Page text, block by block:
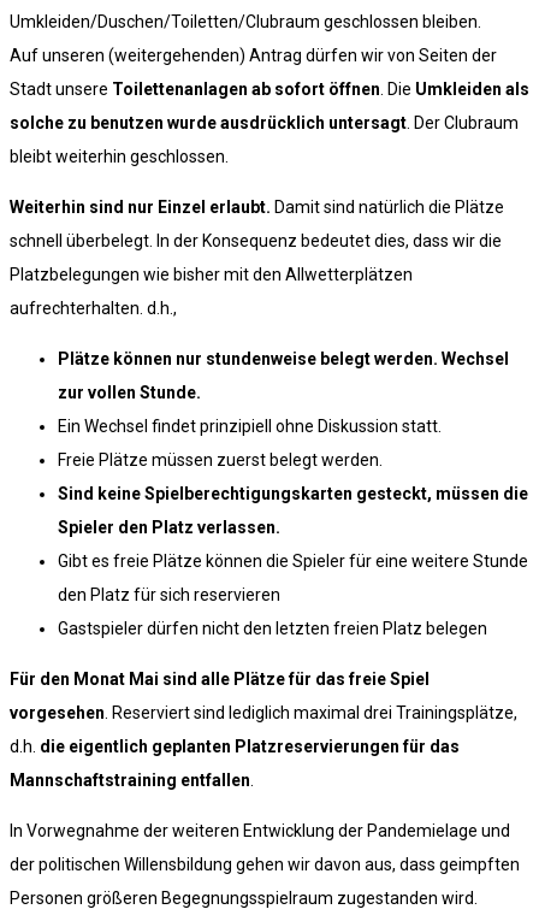
Umkleiden/Duschen/Toiletten/Clubraum geschlossen bleiben.
Auf unseren (weitergehenden) Antrag dürfen wir von Seiten der
Stadt unsere Toilettenanlagen ab sofort öffnen . Die Umkleiden als
solche zu benutzen wurde ausdrücklich untersagt . Der Clubraum
bleibt weiterhin geschlossen.
Weiterhin sind nur Einzel erlaubt. Damit sind natürlich die Plätze
schnell überbelegt. In der Konsequenz bedeutet dies, dass wir die
Platzbelegungen wie bisher mit den Allwetterplätzen
aufrechterhalten. d.h.,
Plätze können nur stundenweise belegt werden. Wechsel
zur vollen Stunde.
Ein Wechsel findet prinzipiell ohne Diskussion statt.
Freie Plätze müssen zuerst belegt werden.
Sind keine Spielberechtigungskarten gesteckt, müssen die
Spieler den Platz verlassen.
Gibt es freie Plätze können die Spieler für eine weitere Stunde
den Platz für sich reservieren
Gastspieler dürfen nicht den letzten freien Platz belegen
Für den Monat Mai sind alle Plätze für das freie Spiel
vorgesehen . Reserviert sind lediglich maximal drei Trainingsplätze,
d.h. die eigentlich geplanten Platzreservierungen für das
Mannschaftstraining entfallen
In Vorwegnahme der weiteren Entwicklung der Pandemielage und
der politischen Willensbildung gehen wir davon aus, dass geimpften
Personen größeren Begegnungsspielraum zugestanden wird.